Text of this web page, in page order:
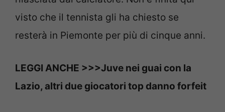
visto che il tennista gli ha chiesto se
resterà in Piemonte per più di cinque anni.
LEGGI ANCHE >>>Juve nei guai con la
Lazio, altri due giocatori top danno forfeit